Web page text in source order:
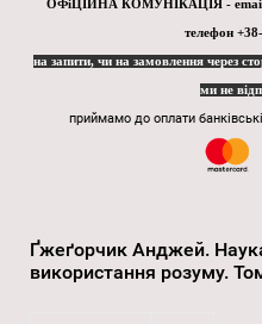
ОФіЦІЙНА КОМУНІКАЦІЯ -
телефон
на запити, чи на замовлення через
ми не
приймамо до оплати
Ґжеґорчик Анджей.
використання розуму.